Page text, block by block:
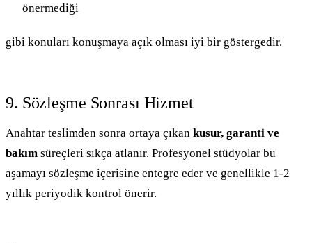
önermediği
gibi konuları konuşmaya açık olması iyi bir göstergedir.
9. Sözleşme Sonrası Hizmet
Anahtar teslimden sonra ortaya çıkan kusur, garanti ve
bakım süreçleri sıkça atlanır. Profesyonel stüdyolar bu
aşamayı sözleşme içerisine entegre eder ve genellikle 1-2
yıllık periyodik kontrol önerir.